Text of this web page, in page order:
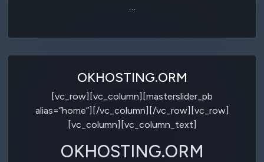
…
OKHOSTING.ORM
[vc_row][vc_column][masterslider_pb
alias=”home”][/vc_column][/vc_row][vc_row]
[vc_column][vc_column_text]
OKHOSTING.ORM